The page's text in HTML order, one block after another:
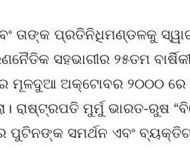
ତାଙ୍କ ପ୍ରତିନିଧିମଣ୍ଡଳକୁ
ସହଭାଗୀର ୨୫ତମ
ମୂଳଦୁଆ ଅକ୍ଟୋବର ୨୦୦୦
ରାଷ୍ଟ୍ରପତି ମୁର୍ମୁ ଭାରତ-ରୁଷ
ପୁଟିନଙ୍କ ସମର୍ଥନ ଏବଂ